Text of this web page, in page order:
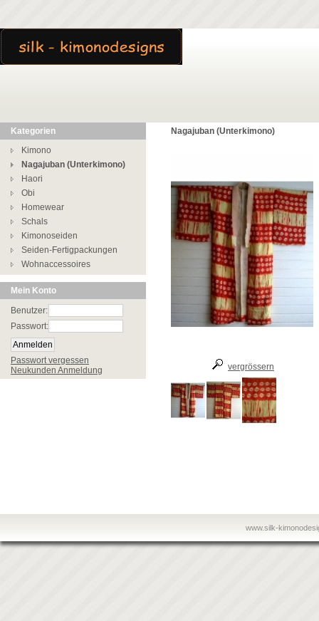
Kategorien
Kimono
Nagajuban (Unterkimono)
Haori
Obi
Homewear
Schals
Kimonoseiden
Seiden-Fertigpackungen
Wohnaccessoires
Mein Konto
Benutzer:
Passwort:
Passwort vergessen
Neukunden Anmeldung
Nagajuban (Unterkimono)
vergrössern
www.silk-